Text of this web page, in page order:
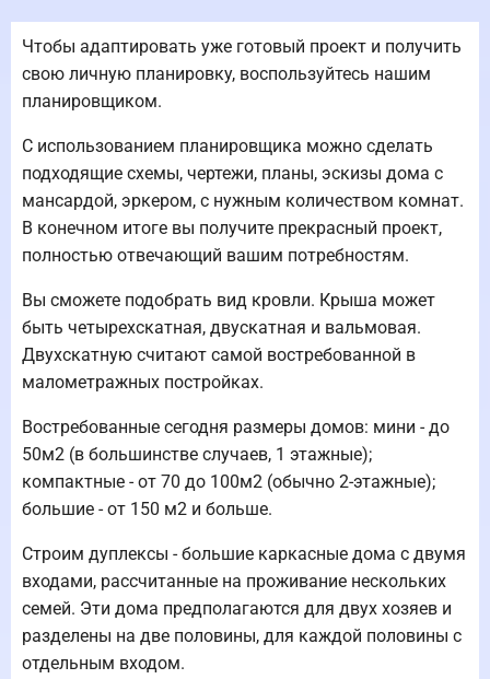
Чтобы адаптировать уже готовый проект и получить
свою личную планировку, воспользуйтесь нашим
планировщиком.
С использованием планировщика можно сделать
подходящие схемы, чертежи, планы, эскизы дома с
мансардой, эркером, с нужным количеством комнат.
В конечном итоге вы получите прекрасный проект,
полностью отвечающий вашим потребностям.
Вы сможете подобрать вид кровли. Крыша может
быть четырехскатная, двускатная и вальмовая.
Двухскатную считают самой востребованной в
малометражных постройках.
Востребованные сегодня размеры домов: мини - до
50м2 (в большинстве случаев, 1 этажные);
компактные - от 70 до 100м2 (обычно 2-этажные);
большие - от 150 м2 и больше.
Строим дуплексы - большие каркасные дома с двумя
входами, рассчитанные на проживание нескольких
семей. Эти дома предполагаются для двух хозяев и
разделены на две половины, для каждой половины с
отдельным входом.